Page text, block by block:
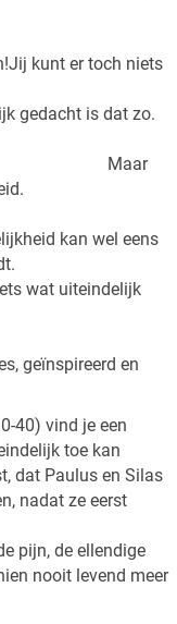
laten.
er toch niets
is dat zo.
werkelijkheid.
kan wel eens
vasthoudt.
geeft.
geïnspireerd en
40) vind je een
toe kan
en Silas
nadat ze eerst
pijn, de ellendige
nooit levend meer
komen.